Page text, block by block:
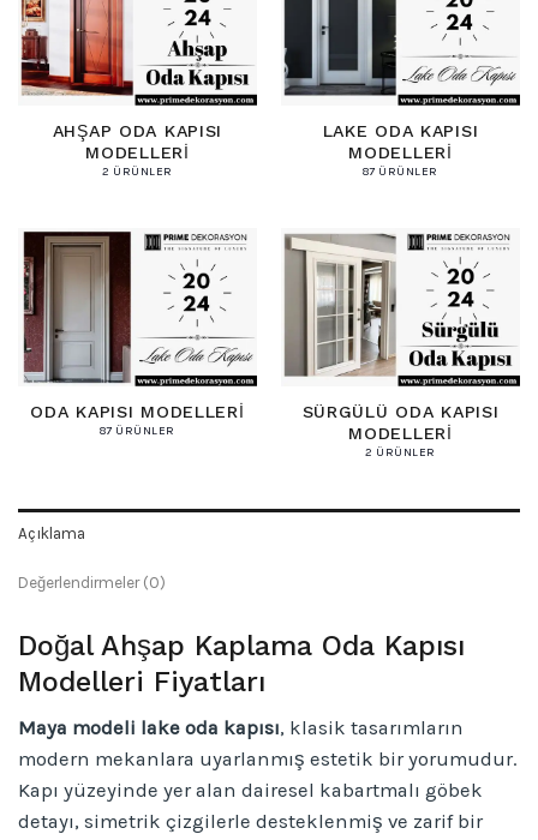
AHŞAP ODA KAPISI
MODELLERI
2 ÜRÜNLER
LAKE ODA KAPISI
MODELLERI
87 ÜRÜNLER
ODA KAPISI MODELLERI
87 ÜRÜNLER
SÜRGÜLÜ ODA KAPISI
MODELLERI
2 ÜRÜNLER
Açıklama
Değerlendirmeler (0)
Doğal Ahşap Kaplama Oda Kapısı
Modelleri Fiyatları
Maya modeli lake oda kapısı, klasik tasarımların
modern mekanlara uyarlanmış estetik bir yorumudur.
Kapı yüzeyinde yer alan dairesel kabartmalı göbek
detayı, simetrik çizgilerle desteklenmiş ve zarif bir